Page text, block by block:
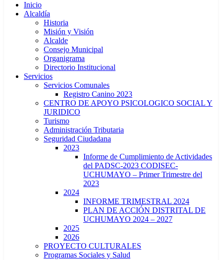
Inicio
Alcaldía
Historia
Misión y Visión
Alcalde
Consejo Municipal
Organigrama
Directorio Institucional
Servicios
Servicios Comunales
Registro Canino 2023
CENTRO DE APOYO PSICOLOGICO SOCIAL Y
JURIDICO
Turismo
Administración Tributaria
Seguridad Ciudadana
2023
Informe de Cumplimiento de Actividades
del PADSC-2023 CODISEC-
UCHUMAYO – Primer Trimestre del
2023
2024
INFORME TRIMESTRAL 2024
PLAN DE ACCIÓN DISTRITAL DE
UCHUMAYO 2024 – 2027
2025
2026
PROYECTO CULTURALES
Programas Sociales y Salud